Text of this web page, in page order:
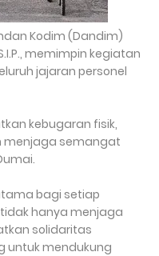
Kodim (Dandim)
memimpin kegiatan
jajaran personel
kebugaran fisik,
menjaga semangat
bagi setiap
hanya menjaga
solidaritas
untuk mendukung